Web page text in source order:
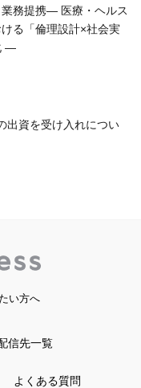
務提携― 医療・ヘルス
る「倫理設計×社会実
―
出資を受け入れについ
い方へ
信先一覧
よくある質問